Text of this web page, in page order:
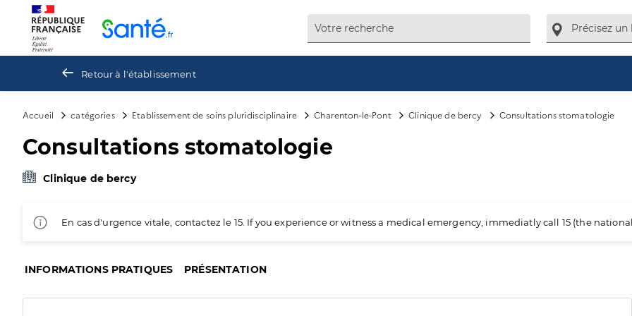
Retour à l'établissement
Accueil catégories Etablissement de soins pluridisciplinaire Charenton-le-Pont Clinique de bercy Consultations stomatologie
Consultations stomatologie
Clinique de bercy
En cas d'urgence vitale, contactez le 15. If you experience or witness a medical emergency, immediatly call 15 (the
INFORMATIONS PRATIQUES PRÉSENTATION
Panneau de gestion des cookies